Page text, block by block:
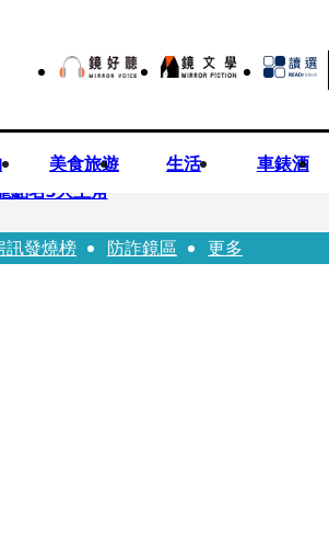
美食旅遊 生活 車錶酒
點名3大主角
護誤區
訊發燒榜 防詐鏡區 更多